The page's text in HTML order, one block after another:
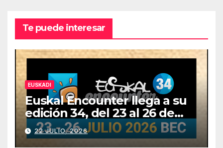
Te puede interesar
EUSKADI
Euskal Encounter llega a su
edición 34, del 23 al 26 de
julio
22 JULIO, 2026